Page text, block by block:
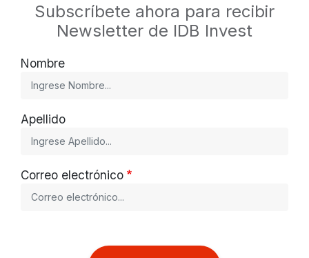
Subscríbete ahora para recibir
Newsletter de IDB Invest
Nombre
Apellido
Correo electrónico